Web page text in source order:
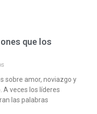
que los
sobre amor, noviazgo y
A veces los líderes
las palabras